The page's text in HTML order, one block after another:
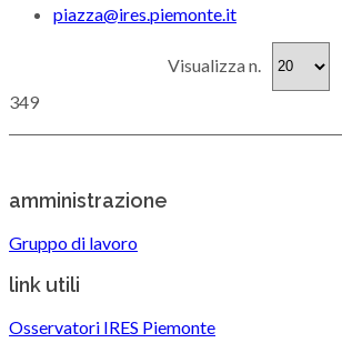
piazza@ires.piemonte.it
Visualizza n.
349
amministrazione
Gruppo di lavoro
link utili
Osservatori IRES Piemonte